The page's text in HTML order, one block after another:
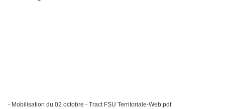
- Mobilisation du 02 octobre - Tract FSU Territoriale-Web.pdf